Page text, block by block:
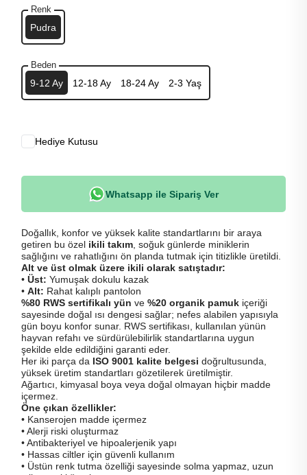
Renk
Pudra
Beden
9-12 Ay 12-18 Ay 18-24 Ay 2-3 Yaş
Hediye Kutusu
Whatsapp ile Sipariş Ver
Doğallık, konfor ve yüksek kalite standartlarını bir araya
getiren bu özel ikili takım, soğuk günlerde miniklerin
sağlığını ve rahatlığını ön planda tutmak için titizlikle üretildi.
Alt ve üst olmak üzere ikili olarak satıştadır:
• Üst: Yumuşak dokulu kazak
• Alt: Rahat kalıplı pantolon
%80 RWS sertifikalı yün ve %20 organik pamuk içeriği
sayesinde doğal ısı dengesi sağlar; nefes alabilen yapısıyla
gün boyu konfor sunar. RWS sertifikası, kullanılan yünün
hayvan refahı ve sürdürülebilirlik standartlarına uygun
şekilde elde edildiğini garanti eder.
Her iki parça da ISO 9001 kalite belgesi doğrultusunda,
yüksek üretim standartları gözetilerek üretilmiştir.
Ağartıcı, kimyasal boya veya doğal olmayan hiçbir madde
içermez.
Öne çıkan özellikler:
• Kanserojen madde içermez
• Alerji riski oluşturmaz
• Antibakteriyel ve hipoalerjenik yapı
• Hassas ciltler için güvenli kullanım
• Üstün renk tutma özelliği sayesinde solma yapmaz, uzun